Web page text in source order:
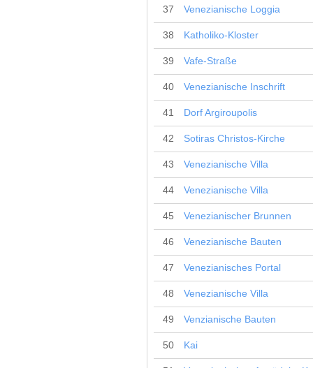
37 Venezianische Loggia
38 Katholiko-Kloster
39 Vafe-Straße
40 Venezianische Inschrift
41 Dorf Argiroupolis
42 Sotiras Christos-Kirche
43 Venezianische Villa
44 Venezianische Villa
45 Venezianischer Brunnen
46 Venezianische Bauten
47 Venezianisches Portal
48 Venezianische Villa
49 Venzianische Bauten
50 Kai